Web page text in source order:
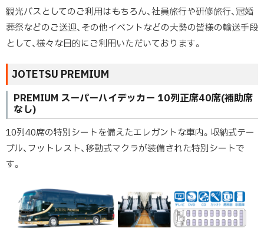
観光バスとしてのご利用はもちろん、社員旅行や研修旅行、冠婚
葬祭などのご送迎、その他イベントなどの大勢の皆様の輸送手段
として、様々な目的にご利用いただいております。
JOTETSU PREMIUM
PREMIUM スーパーハイデッカー 10列正席40席(補助席
なし)
10列40席の特別シートを備えたエレガントな車内。収納式テー
ブル、フットレスト、移動式マクラが装備された特別シートで
す。